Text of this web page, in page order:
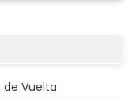
de Vuelta